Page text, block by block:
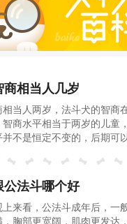
相当人几岁
当人两岁，法斗犬的智商
商水平相当于两岁的儿童
不是恒定不变的，后期可
公法斗哪个好
来看，公法斗成年后，一
胸部更宽阔，肌肉更发达